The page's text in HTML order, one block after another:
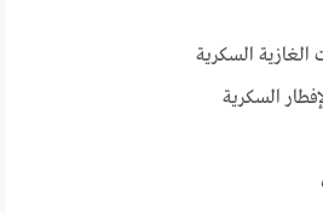
الغازية السكرية
السكرية